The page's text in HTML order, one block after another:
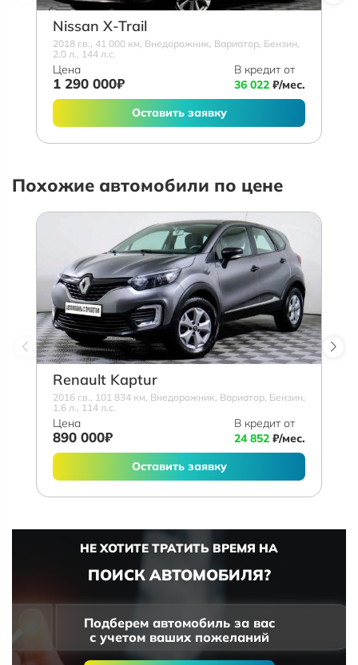
Nissan X-Trail
2018 г.в., 41 000 км, Внедорожник, Вариатор, Бензин,
2.0 л., 144 л.с.
Цена
1 290 000₽
В кредит от
36 022 ₽/мес.
Оставить заявку
Похожие автомобили по цене
Renault Kaptur
2016 г.в., 101 834 км, Внедорожник, Вариатор, Бензин,
1.6 л., 114 л.с.
Цена
890 000₽
В кредит от
24 852 ₽/мес.
Оставить заявку
НЕ ХОТИТЕ ТРАТИТЬ ВРЕМЯ НА
ПОИСК АВТОМОБИЛЯ?
Подберем автомобиль за вас
с учетом ваших пожеланий